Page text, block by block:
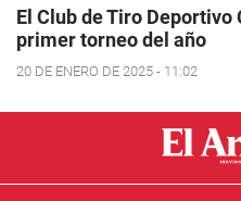
El Club de Tiro
primer torneo del año
20 DE ENERO DE 2025 - 11:02